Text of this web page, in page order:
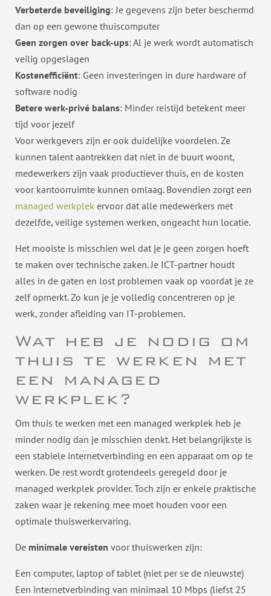
Verbeterde beveiliging: Je gegevens zijn beter beschermd
dan op een gewone thuiscomputer
Geen zorgen over back-ups: Al je werk wordt automatisch
veilig opgeslagen
Kostenefficiënt: Geen investeringen in dure hardware of
software nodig
Betere werk-privé balans: Minder reistijd betekent meer
tijd voor jezelf
Voor werkgevers zijn er ook duidelijke voordelen. Ze
kunnen talent aantrekken dat niet in de buurt woont,
medewerkers zijn vaak productiever thuis, en de kosten
voor kantoorruimte kunnen omlaag. Bovendien zorgt een
managed werkplek ervoor dat alle medewerkers met
dezelfde, veilige systemen werken, ongeacht hun locatie.
Het mooiste is misschien wel dat je je geen zorgen hoeft
te maken over technische zaken. Je ICT-partner houdt
alles in de gaten en lost problemen vaak op voordat je ze
zelf opmerkt. Zo kun je je volledig concentreren op je
werk, zonder afleiding van IT-problemen.
Wat heb je nodig om
thuis te werken met
een managed
werkplek?
Om thuis te werken met een managed werkplek heb je
minder nodig dan je misschien denkt. Het belangrijkste is
een stabiele internetverbinding en een apparaat om op te
werken. De rest wordt grotendeels geregeld door je
managed werkplek provider. Toch zijn er enkele praktische
zaken waar je rekening mee moet houden voor een
optimale thuiswerkervaring.
De minimale vereisten voor thuiswerken zijn:
Een computer, laptop of tablet (niet per se de nieuwste)
Een internetverbinding van minimaal 10 Mbps (liefst 25